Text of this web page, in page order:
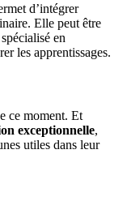
d’intégrer
Elle peut être
spécialisé en
les apprentissages.
ce moment. Et
exceptionnelle,
utiles dans leur